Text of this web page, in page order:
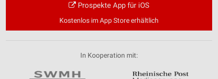
Prospekte App für iOS
Kostenlos im App Store erhältlich
In Kooperation mit: